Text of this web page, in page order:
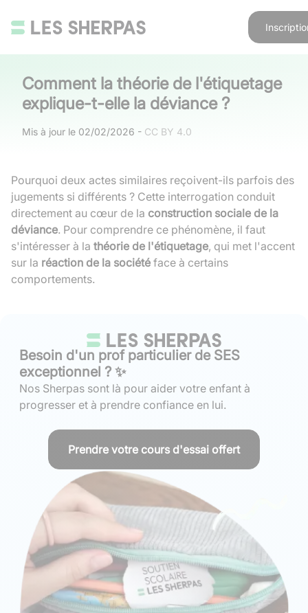
Comment la théorie de l'étiquetage
explique-t-elle la déviance ?
Mis à jour le 02/02/2026 - CC BY 4.0
Pourquoi deux actes similaires reçoivent-ils parfois des
jugements si différents ? Cette interrogation conduit
directement au cœur de la construction sociale de la
déviance. Pour comprendre ce phénomène, il faut
s'intéresser à la théorie de l'étiquetage, qui met l'accent
sur la réaction de la société face à certains
comportements.
Besoin d'un prof particulier de SES
exceptionnel ? ✨
Nos Sherpas sont là pour aider votre enfant à
progresser et à prendre confiance en lui.
Prendre votre cours d'essai offert